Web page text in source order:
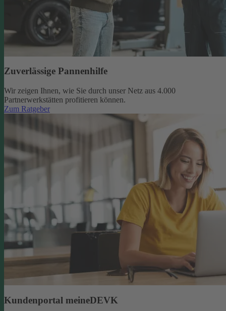
Zuverlässige Pannenhilfe
Wir zeigen Ihnen, wie Sie durch unser Netz aus 4.000
Partnerwerkstätten profitieren können.
Zum Ratgeber
Kundenportal meineDEVK